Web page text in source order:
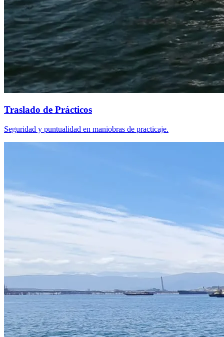
Traslado de Prácticos
Seguridad y puntualidad en maniobras de practicaje.